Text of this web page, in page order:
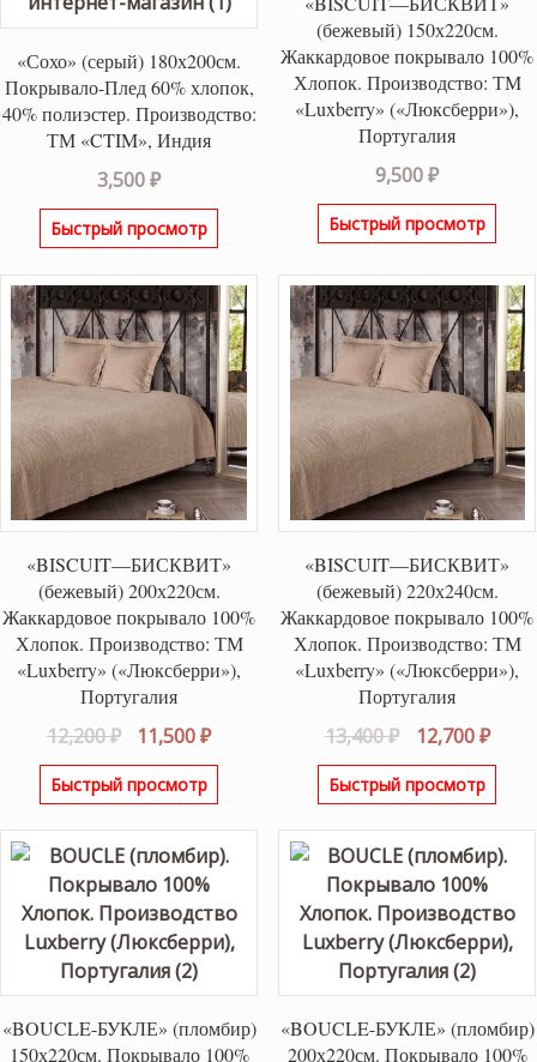
«Сохо» (серый) 180х200см.
Покрывало-Плед 60% хлопок,
40% полиэстер. Производство:
ТМ «CTIM», Индия
3,500₽
Быстрый просмотр
(бежевый) 150х220см.
Жаккардовое покрывало 100%
Хлопок. Производство: ТМ
«Luxberry» («Люксберри»),
Португалия
9,500₽
Быстрый просмотр
«BISCUIT—БИСКВИТ»
(бежевый) 200х220см.
Жаккардовое покрывало 100%
Хлопок. Производство: ТМ
«Luxberry» («Люксберри»),
Португалия
12,200₽
Первоначальная
цена
составляла
11,500₽Текущая
цена:
Быстрый просмотр
«BISCUIT—БИСКВИТ»
(бежевый) 220х240см.
Жаккардовое покрывало 100%
Хлопок. Производство: ТМ
«Luxberry» («Люксберри»),
Португалия
13,400₽
цена
составляла
12,700₽
Быстрый просмотр
«BOUCLE-БУКЛЕ» (пломбир)
150х220см. Покрывало 100%
«BOUCLE-БУКЛЕ» (пломбир)
200х220см. Покрывало 100%